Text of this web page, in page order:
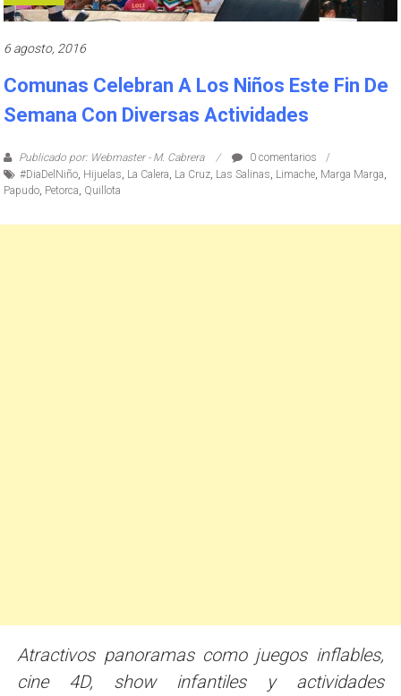
6 agosto, 2016
Comunas Celebran A Los Niños Este Fin De
Semana Con Diversas Actividades
Publicado por: Webmaster - M. Cabrera
0 comentarios
#DiaDelNiño Hijuelas La Calera La Cruz Las Salinas Limache Marga Marga
Papudo Petorca Quillota
Atractivos panoramas como juegos inflables,
cine 4D, show infantiles y actividades